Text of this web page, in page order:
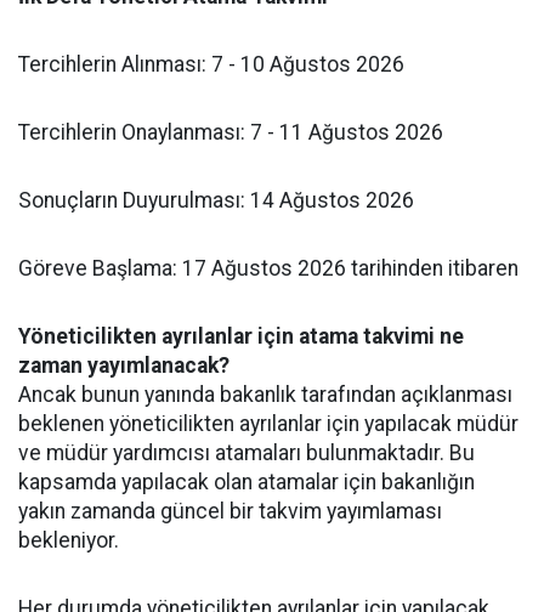
​Tercihlerin Alınması: 7 - 10 Ağustos 2026
​Tercihlerin Onaylanması: 7 - 11 Ağustos 2026
​Sonuçların Duyurulması: 14 Ağustos 2026
​Göreve Başlama: 17 Ağustos 2026 tarihinden itibaren
Yöneticilikten ayrılanlar için atama takvimi ne
zaman yayımlanacak?
Ancak bunun yanında bakanlık tarafından açıklanması
beklenen yöneticilikten ayrılanlar için yapılacak müdür
ve müdür yardımcısı atamaları bulunmaktadır. Bu
kapsamda yapılacak olan atamalar için bakanlığın
yakın zamanda güncel bir takvim yayımlaması
bekleniyor.